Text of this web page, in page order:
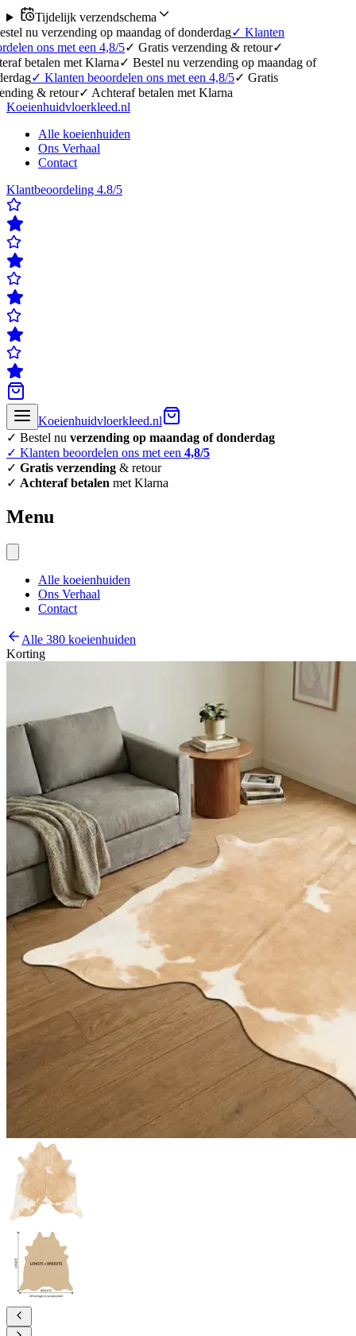
Tijdelijk verzendschema
op maandag of donderdag✓Klanten
een 4,8/5✓Gratis verzending & retour✓
met Klarna ✓Bestel nu verzending op maandag of
beoordelen ons met een 4,8/5✓Gratis
✓ Achteraf betalen met Klarna
Koeienhuidvloerkleed.nl
Alle koeienhuiden
Ons Verhaal
Contact
Klantbeoordeling 4.8/5
Koeienhuidvloerkleed.nl
✓ Bestel nu verzending op maandag of donderdag
✓ Klanten beoordelen ons met een 4,8/5
✓ Gratis verzending & retour
✓ Achteraf betalen met Klarna
Menu
Alle koeienhuiden
Ons Verhaal
Contact
Alle 380 koeienhuiden
Korting